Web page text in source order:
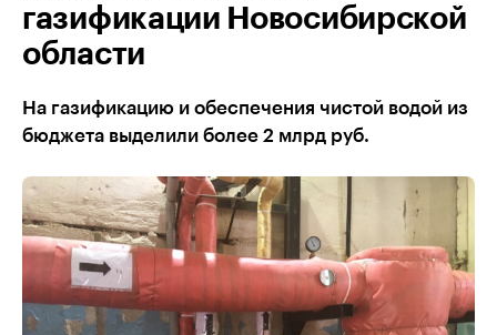
газификации Новосибирской
области
На газификацию и обеспечения чистой водой из
бюджета выделили более 2 млрд руб.